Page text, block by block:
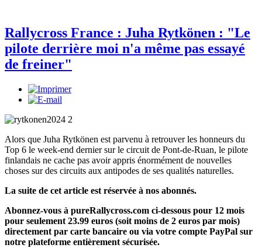
Rallycross France : Juha Rytkönen : "Le
pilote derrière moi n'a même pas essayé
de freiner"
Alors que Juha Rytkönen est parvenu à retrouver les honneurs du
Top 6 le week-end dernier sur le circuit de Pont-de-Ruan, le pilote
finlandais ne cache pas avoir appris énormément de nouvelles
choses sur des circuits aux antipodes de ses qualités naturelles.
La suite de cet article est réservée à nos abonnés.
Abonnez-vous à pureRallycross.com ci-dessous pour 12 mois
pour seulement 23.99 euros (soit moins de 2 euros par mois)
directement par carte bancaire ou via votre compte PayPal sur
notre plateforme entièrement sécurisée.